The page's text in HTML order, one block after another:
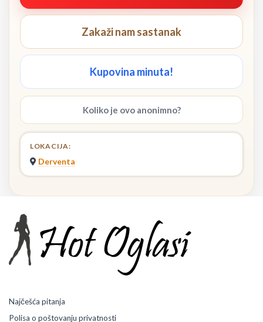
Zakaži nam sastanak
Kupovina minuta!
Koliko je ovo anonimno?
LOKACIJA:
Derventa
Najčešća pitanja
Polisa o poštovanju privatnosti